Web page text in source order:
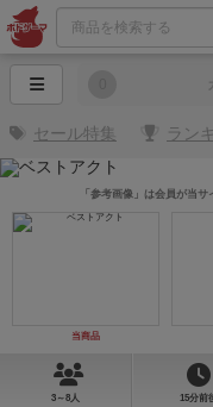
セール特集 ラン
当商品
「参考画像」は会員が当
3～8人 15分前